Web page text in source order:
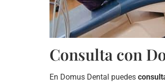
Consulta con
En Domus Dental puedes